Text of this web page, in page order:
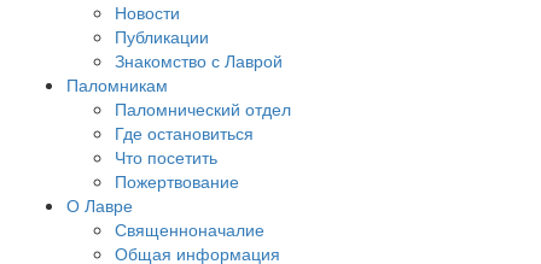
Новости
Публикации
Знакомство с Лаврой
Паломникам
Паломнический отдел
Где остановиться
Что посетить
Пожертвование
О Лавре
Священноначалие
Общая информация